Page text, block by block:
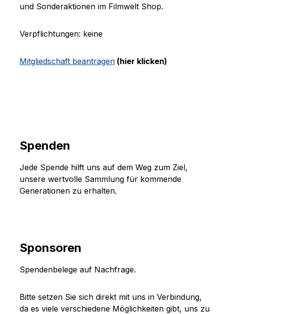
und Sonderaktionen im Filmwelt Shop.
Verpflichtungen: keine
Mitgliedschaft beantragen (hier klicken)
Spenden
Jede Spende hilft uns auf dem Weg zum Ziel,
unsere wertvolle Sammlung für kommende
Generationen zu erhalten.
Sponsoren
Spendenbelege auf Nachfrage.
Bitte setzen Sie sich direkt mit uns in Verbindung,
da es viele verschiedene Möglichkeiten gibt, uns zu